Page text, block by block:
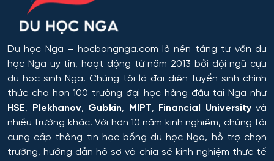
Du học Nga – hocbongnga.com là nền tảng tư vấn du
học Nga uy tín, hoạt động từ năm 2013 bởi đội ngũ cựu
du học sinh Nga. Chúng tôi là đại diện tuyển sinh chính
thức cho hơn 100 trường đại học hàng đầu tại Nga như
HSE, Plekhanov, Gubkin, MIPT, Financial Universityvà
nhiều trường khác. Với hơn 10 năm kinh nghiệm, chúng tôi
cung cấp thông tin học bổng du học Nga, hỗ trợ chọn
trường, hướng dẫn hồ sơ và chia sẻ kinh nghiệm thực tế